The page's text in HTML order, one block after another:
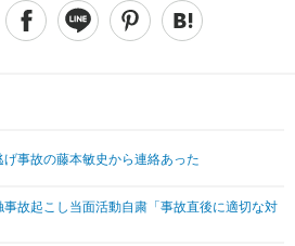
その他
映画・ドラマ
ブログ
その他
事故の藤本敏史から連絡あった
故起こし当面活動自粛「事故直後に適切な対